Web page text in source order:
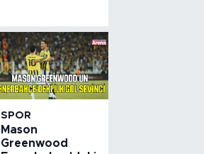
SPOR
Mason
Greenwood